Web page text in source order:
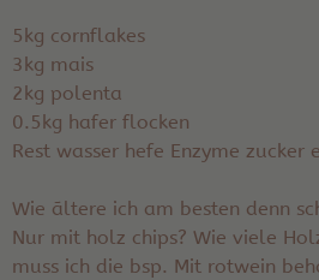
5kg cornflakes
3kg mais
2kg polenta
0.5kg hafer flocken
Rest wasser hefe Enzyme zucker
Wie ãltere ich am besten denn
Nur mit holz chips? Wie viele
muss ich die bsp. Mit rotwein